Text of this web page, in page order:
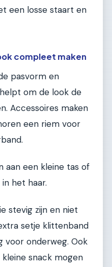
een losse staart en
compleet maken
pasvorm en
om de look de
Accessoires maken
een riem voor
aan een kleine tas of
het haar.
stevig zijn en niet
setje klittenband
voor onderweg. Ook
snack mogen